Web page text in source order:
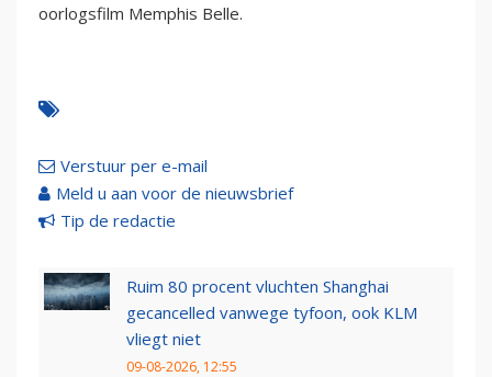
oorlogsfilm Memphis Belle.
Verstuur per e-mail
Meld u aan voor de nieuwsbrief
Tip de redactie
Ruim 80 procent vluchten Shanghai
gecancelled vanwege tyfoon, ook KLM
vliegt niet
09-08-2026, 12:55